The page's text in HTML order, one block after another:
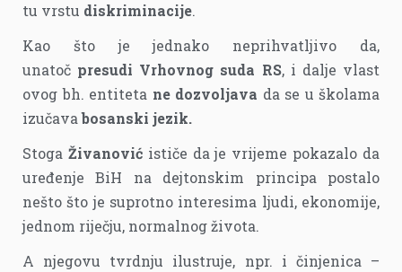
tu vrstu diskriminacije.
Kao što je jednako neprihvatljivo da,
unatoč presudi Vrhovnog suda RS, i dalje vlast
ovog bh. entiteta ne dozvoljava da se u školama
izučavabosanski jezik.
Stoga Živanovićističe da je vrijeme pokazalo da
uređenje BiH na dejtonskim principa postalo
nešto što je suprotno interesima ljudi, ekonomije,
jednom riječju, normalnog života.
A njegovu tvrdnju ilustruje, npr. i činjenica –